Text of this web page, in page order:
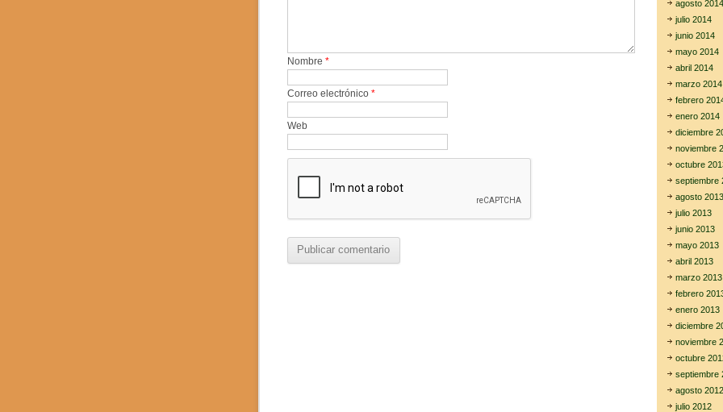
Nombre *
Correo electrónico *
Web
agosto 2014
julio 2014
junio 2014
mayo 2014
abril 2014
marzo 2014
febrero
enero 2014
diciembre
noviembre
octubre
septiembre
agosto 2013
julio 2013
junio 2013
mayo 2013
abril 2013
marzo 2013
febrero
enero 2013
diciembre
noviembre
octubre
septiembre
agosto 2012
julio 2012